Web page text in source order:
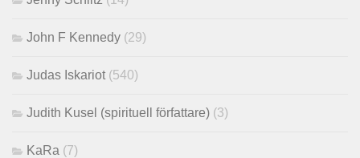
John F Kennedy (29)
Judas Iskariot (540)
Judith Kusel (spirituell författare) (3)
KaRa (7)